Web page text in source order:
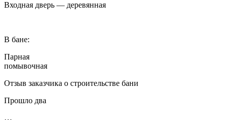
Входная дверь — деревянная
В бане:
Парная
помывочная
Отзыв заказчика о строительстве бани
Прошло два
…